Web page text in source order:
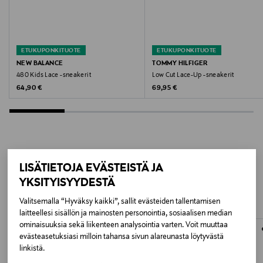
LISÄTIETOJA EVÄSTEISTÄ JA
YKSITYISYYDESTÄ
Valitsemalla “Hyväksy kaikki”, sallit evästeiden tallentamisen
laitteellesi sisällön ja mainosten personointia, sosiaalisen median
ominaisuuksia sekä liikenteen analysointia varten. Voit muuttaa
evästeasetuksiasi milloin tahansa sivun alareunasta löytyvästä
linkistä.
Valmistusmaa
Kiina
Valmistaja
Tommy Hilfiger Europe B.V.
Valmistajan osoite
Danzigerkade 165, 1013 AP Amsterdam, Netherlands
ETUKUPONKITUOTE
NEW BALANCE
480 Kids Lace -sneakerit
Original Price
64,90 €
ETUKUPONKITUOTE
TOMMY HILFIGER
Low Cut Lace-Up -sneakerit
Original Price
69,95 €
LISÄÄ KIINNOSTAVIA
TUOTTEITA